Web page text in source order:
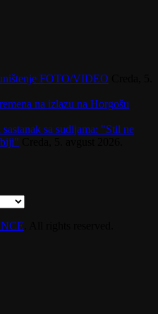
FOTO/VIDEO
na izlazu na Horgošu
sa sudijama: "Stil ne